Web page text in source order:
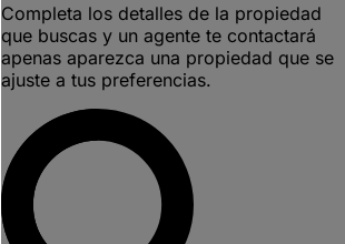
Completa los detalles de la propiedad
que buscas y un agente te contactará
apenas aparezca una propiedad que se
ajuste a tus preferencias.